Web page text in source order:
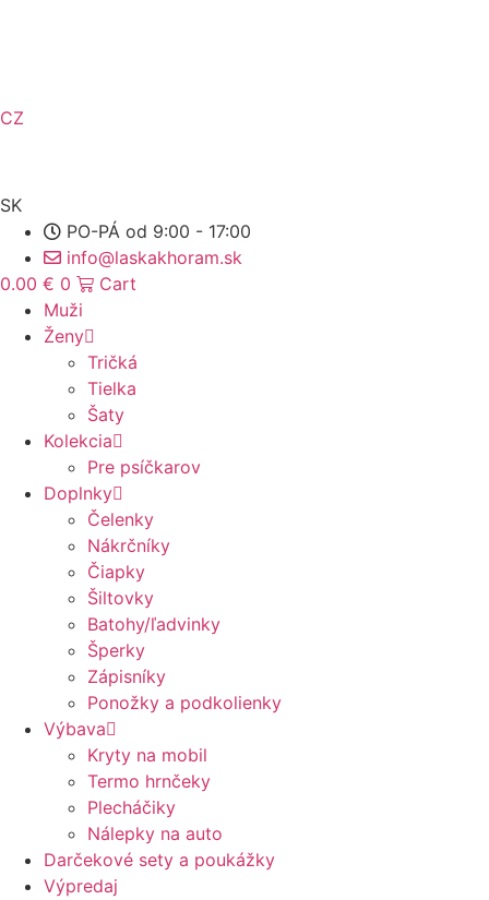
CZ
SK
PO-PÁ od 9:00 - 17:00
info@laskakhoram.sk
0.00 € 0
Cart
Muži
Ženy
Tričká
Tielka
Šaty
Kolekcia
Pre psíčkarov
Doplnky
Čelenky
Nákrčníky
Čiapky
Šiltovky
Batohy/ľadvinky
Šperky
Zápisníky
Ponožky a podkolienky
Výbava
Kryty na mobil
Termo hrnčeky
Plecháčiky
Nálepky na auto
Darčekové sety a poukážky
Výpredaj